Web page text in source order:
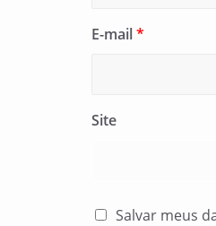
E-mail*
Site
Salvar meus